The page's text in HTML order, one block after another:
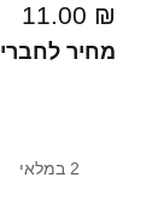
11.00 ₪
מחיר לחברי
2 במלאי